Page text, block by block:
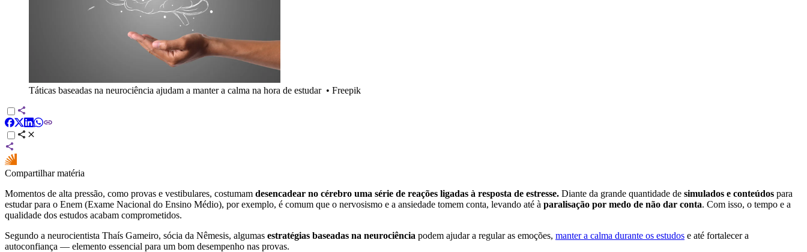
Táticas baseadas na neurociência ajudam a manter a calma na hora de estudar• Freepik
Compartilhar matéria
Momentos de alta pressão, como provas e vestibulares, costumam desencadear no cérebro uma série de reações ligadas à resposta de estresse. Diante da grande quantidade de simulados e conteúdos para
estudar para o Enem (Exame Nacional do Ensino Médio), por exemplo, é comum que o nervosismo e a ansiedade tomem conta, levando até à paralisação por medo de não dar conta. Com isso, o tempo e a
qualidade dos estudos acabam comprometidos.
Segundo a neurocientista Thaís Gameiro, sócia da Nêmesis, algumas estratégias baseadas na neurociência podem ajudar a regular as emoções, manter a calma durante os estudos e até fortalecer a
autoconfiança — elemento essencial para um bom desempenho nas provas.